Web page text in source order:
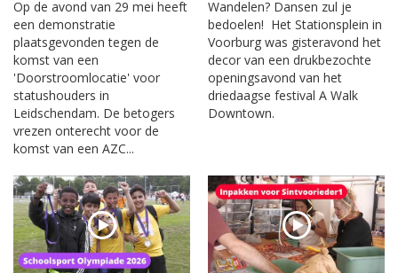
Op de avond van 29 mei heeft
een demonstratie
plaatsgevonden tegen de
komst van een
'Doorstroomlocatie' voor
statushouders in
Leidschendam. De betogers
vrezen onterecht voor de
komst van een AZC...
Wandelen? Dansen zul je
bedoelen! Het Stationsplein in
Voorburg was gisteravond het
decor van een drukbezochte
openingsavond van het
driedaagse festival A Walk
Downtown.